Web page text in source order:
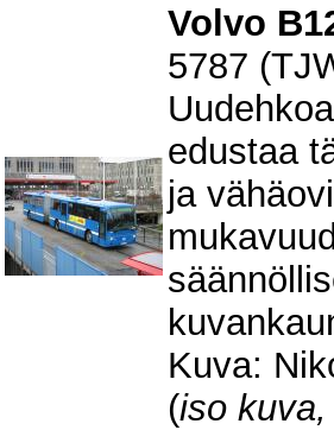
Volvo
5787
edustaa
ja
Kuva:
(iso